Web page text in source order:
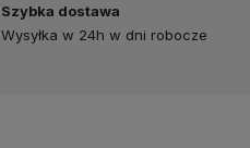
Szybka dostawa
Wysyłka w 24h w dni robocze